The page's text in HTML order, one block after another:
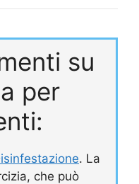
su
per
. La
che può